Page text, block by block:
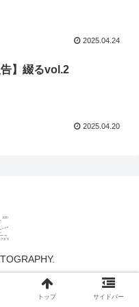
2025.04.24
告】綴るvol.2
2025.04.20
トップ サイドバー